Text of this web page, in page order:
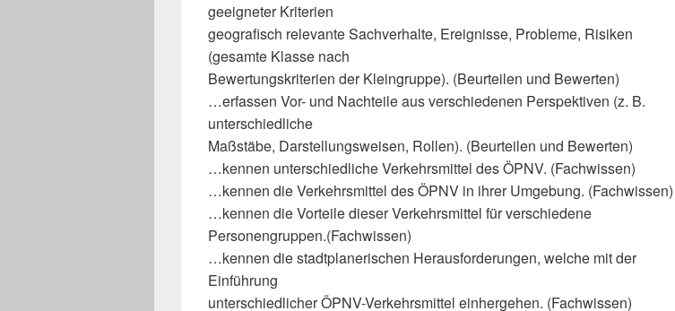
geeigneter Kriterien
geografisch relevante Sachverhalte, Ereignisse, Probleme, Risiken
(gesamte Klasse nach
Bewertungskriterien der Kleingruppe). (Beurteilen und Bewerten)
…erfassen Vor- und Nachteile aus verschiedenen Perspektiven (z. B.
unterschiedliche
Maßstäbe, Darstellungsweisen, Rollen). (Beurteilen und Bewerten)
…kennen unterschiedliche Verkehrsmittel des ÖPNV. (Fachwissen)
…kennen die Verkehrsmittel des ÖPNV in ihrer Umgebung. (Fachwissen)
…kennen die Vorteile dieser Verkehrsmittel für verschiedene
Personengruppen.(Fachwissen)
…kennen die stadtplanerischen Herausforderungen, welche mit der
Einführung
unterschiedlicher ÖPNV-Verkehrsmittel einhergehen. (Fachwissen)